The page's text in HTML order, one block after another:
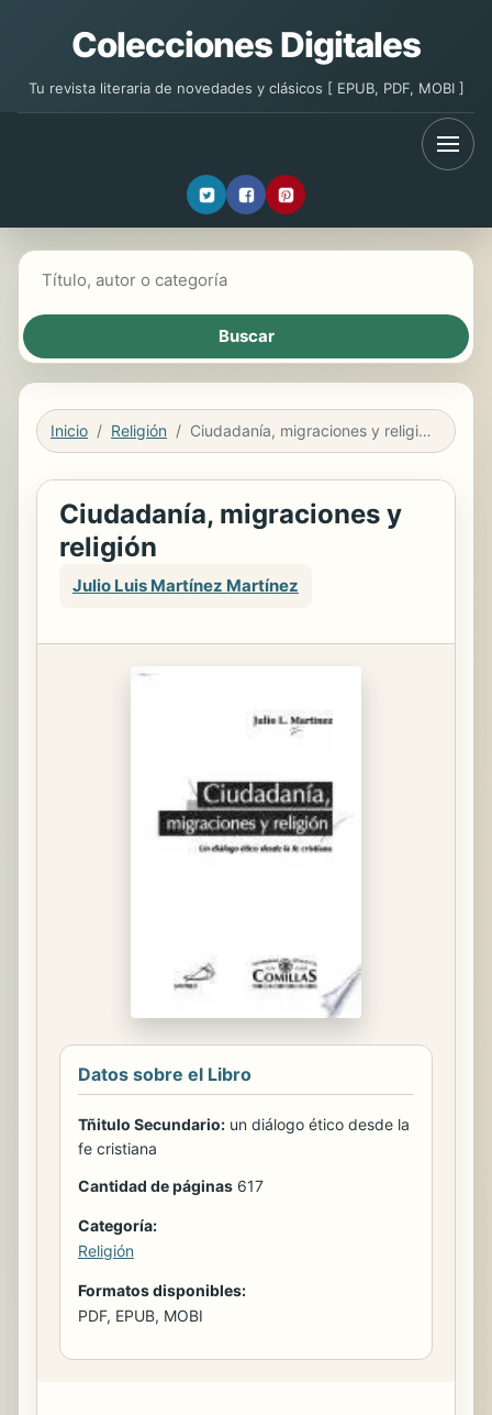
Colecciones Digitales
Tu revista literaria de novedades y clásicos [ EPUB, PDF, MOBI ]
Inicio Religión Ciudadanía, migraciones y religión
Ciudadanía, migraciones y
religión
Julio Luis Martínez Martínez
Datos sobre el Libro
Tñitulo Secundario: un diálogo ético desde la
fe cristiana
Cantidad de páginas 617
Categoría:
Religión
Formatos disponibles:
PDF, EPUB, MOBI